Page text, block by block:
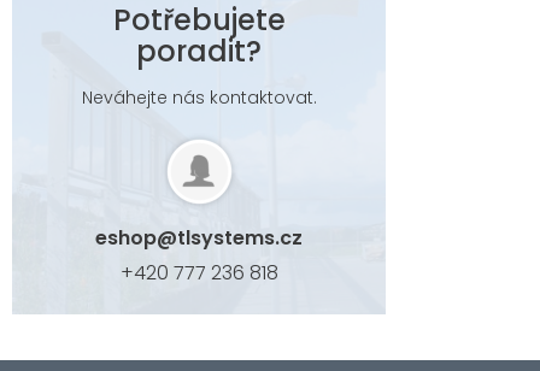
Potřebujete
poradit?
Neváhejte nás kontaktovat.
eshop@tlsystems.cz
+420 777 236 818